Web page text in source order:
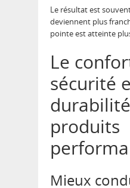
Le résultat est
deviennent plus
pointe est atteinte
Le
sécurité
produits
Mieux